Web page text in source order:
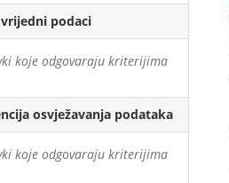
podaci
koje odgovaraju kriterijima
osvježavanja podataka
koje odgovaraju kriterijima